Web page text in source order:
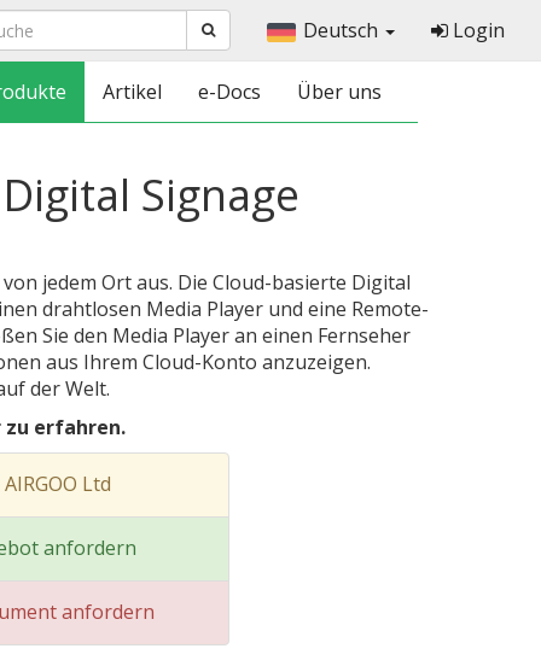
Deutsch Login
Artikel e-Docs Über uns
Signage
jedem Ort aus. Die Cloud-basierte Digital
drahtlosen Media Player und eine Remote-
Sie den Media Player an einen Fernseher
aus Ihrem Cloud-Konto anzuzeigen.
der Welt.
zu erfahren.
Ltd
anfordern
anfordern